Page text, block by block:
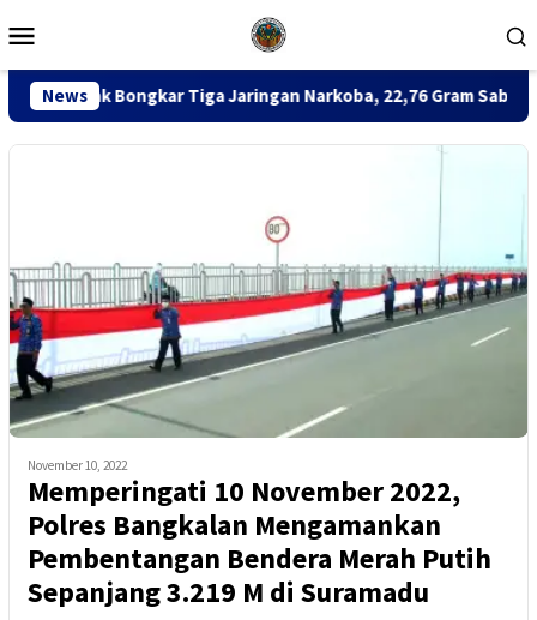
ke
Mobile
News
Tiga Jaringan Narkoba, 22,76 Gram Sabu dan Pil Ekstasi
November 10, 2022
Memperingati 10 November 2022,
Polres Bangkalan Mengamankan
Pembentangan Bendera Merah Putih
Sepanjang 3.219 M di Suramadu